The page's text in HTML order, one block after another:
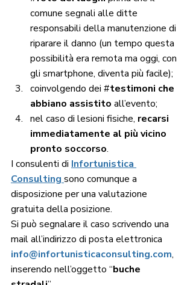
comune segnali alle ditte
responsabili della manutenzione di
riparare il danno (un tempo questa
possibilità era remota ma oggi, con
gli smartphone, diventa più facile);
coinvolgendo dei #testimoni che
abbiano assistito all’evento;
nel caso di lesioni fisiche, recarsi
immediatamente al più vicino
pronto soccorso.
I consulenti di Infortunistica
Consulting sono comunque a
disposizione per una valutazione
gratuita della posizione.
Si può segnalare il caso scrivendo una
mail all’indirizzo di posta elettronica
info@infortunisticaconsulting.com,
inserendo nell’oggetto “buche